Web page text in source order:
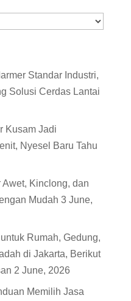
Standar Industri,
Solusi Cerdas Lantai
Kusam Jadi
Nyesel Baru Tahu
Kinclong, dan
Mudah 3 June,
Rumah, Gedung,
di Jakarta, Berikut
2 June, 2026
Memilih Jasa